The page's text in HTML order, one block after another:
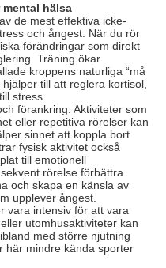
hälsa
de mest effektiva icke-
och ångest. När du rör
förändringar som direkt
Träning ökar
kroppens naturliga “må
till att reglera kortisol,
stress.
förankring. Aktiviteter som
eller repetitiva rörelser kan
sinnet att koppla bort
fysisk aktivitet också
till emotionell
rörelse förbättra
och skapa en känsla av
upplever ångest.
vara intensiv för att vara
utomhusaktiviteter kan
med större njutning
här mindre kända sporter